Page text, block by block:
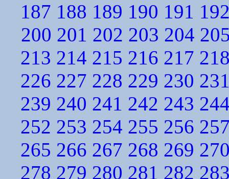
187 188 189 190 191
200 201 202 203 204
213 214 215 216 217
226 227 228 229 230
239 240 241 242 243
252 253 254 255 256
265 266 267 268 269
278 279 280 281 282